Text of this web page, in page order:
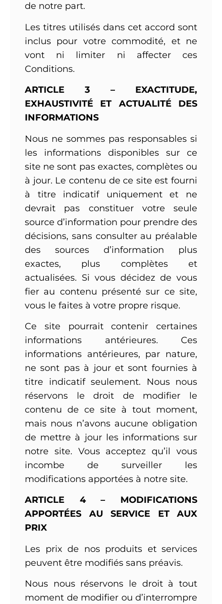
de notre part.
Les titres utilisés dans cet accord sont
inclus pour votre commodité, et ne
vont ni limiter ni affecter ces
Conditions.
ARTICLE 3 – EXACTITUDE,
EXHAUSTIVITÉ ET ACTUALITÉ DES
INFORMATIONS
Nous ne sommes pas responsables si
les informations disponibles sur ce
site ne sont pas exactes, complètes ou
à jour. Le contenu de ce site est fourni
à titre indicatif uniquement et ne
devrait pas constituer votre seule
source d’information pour prendre des
décisions, sans consulter au préalable
des sources d’information plus
exactes, plus complètes et
actualisées. Si vous décidez de vous
fier au contenu présenté sur ce site,
vous le faites à votre propre risque.
Ce site pourrait contenir certaines
informations antérieures. Ces
informations antérieures, par nature,
ne sont pas à jour et sont fournies à
titre indicatif seulement. Nous nous
réservons le droit de modifier le
contenu de ce site à tout moment,
mais nous n’avons aucune obligation
de mettre à jour les informations sur
notre site. Vous acceptez qu’il vous
incombe de surveiller les
modifications apportées à notre site.
ARTICLE 4 – MODIFICATIONS
APPORTÉES AU SERVICE ET AUX
PRIX
Les prix de nos produits et services
peuvent être modifiés sans préavis.
Nous nous réservons le droit à tout
moment de modifier ou d’interrompre